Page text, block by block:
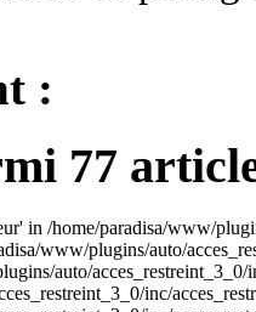
:
77
in /home/paradisa/www/
www/plugins/auto/
auto/
inc/